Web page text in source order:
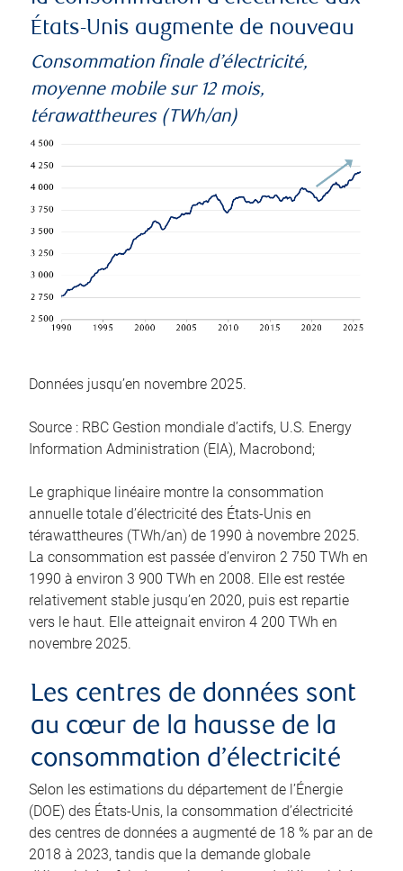
États-Unis augmente de nouveau
Consommation finale d’électricité,
moyenne mobile sur 12 mois,
térawattheures (TWh/an)
Données jusqu’en novembre 2025.
Source : RBC Gestion mondiale d’actifs, U.S. Energy
Information Administration (EIA), Macrobond;
Le graphique linéaire montre la consommation
annuelle totale d’électricité des États-Unis en
térawattheures (TWh/an) de 1990 à novembre 2025.
La consommation est passée d’environ 2 750 TWh en
1990 à environ 3 900 TWh en 2008. Elle est restée
relativement stable jusqu’en 2020, puis est repartie
vers le haut. Elle atteignait environ 4 200 TWh en
novembre 2025.
Les centres de données sont
au cœur de la hausse de la
consommation d’électricité
Selon les estimations du département de l’Énergie
(DOE) des États-Unis, la consommation d’électricité
des centres de données a augmenté de 18 % par an de
2018 à 2023, tandis que la demande globale